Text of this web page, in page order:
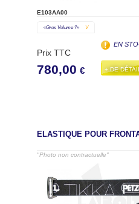
E103AA00
«gros Volume ?» V
Prix TTC
780,00 €
EN
+ DE
ELASTIQUE POUR
"Photo non contractuelle"